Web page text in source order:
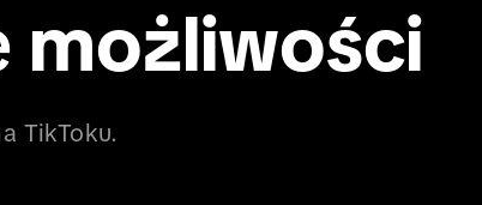
możliwości
TikToku.